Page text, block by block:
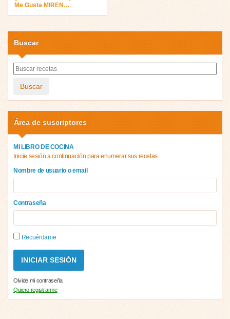
Me Gusta MIREN…
Buscar
Buscar
Área de suscriptores
MI LIBRO DE COCINA
Inicie sesión a continuación para enumerar sus recetas
Nombre de usuario o email
Contraseña
Recuérdame
Olvide mi contraseña
Quiero registrarme